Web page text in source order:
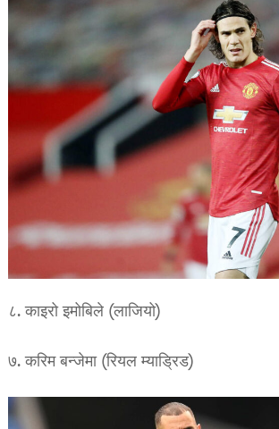
८. काइरो इमोबिले (लाजियो)
७. करिम बन्जेमा (रियल म्याड्रिड)